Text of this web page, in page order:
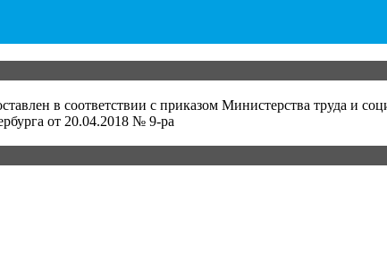
в соответствии с приказом Министерства труда и
от 20.04.2018 № 9-ра